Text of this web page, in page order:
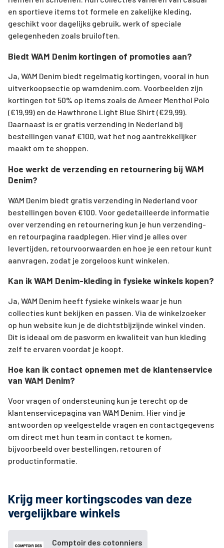
en sportieve items tot formele en zakelijke kleding,
geschikt voor dagelijks gebruik, werk of speciale
gelegenheden zoals bruiloften.
Biedt WAM Denim kortingen of promoties aan?
Ja, WAM Denim biedt regelmatig kortingen, vooral in hun
uitverkoopsectie op wamdenim.com. Voorbeelden zijn
kortingen tot 50% op items zoals de Ameer Menthol Polo
(€19,99) en de Hawthrone Light Blue Shirt (€29,99).
Daarnaast is er gratis verzending in Nederland bij
bestellingen vanaf €100, wat het nog aantrekkelijker
maakt om te shoppen.
Hoe werkt de verzending en retournering bij WAM
Denim?
WAM Denim biedt gratis verzending in Nederland voor
bestellingen boven €100. Voor gedetailleerde informatie
over verzending en retournering kun je hun verzending-
en retourpagina raadplegen. Hier vind je alles over
levertijden, retourvoorwaarden en hoe je een retour kunt
aanvragen, zodat je zorgeloos kunt winkelen.
Kan ik WAM Denim-kleding in fysieke winkels kopen?
Ja, WAM Denim heeft fysieke winkels waar je hun
collecties kunt bekijken en passen. Via de winkelzoeker
op hun website kun je de dichtstbijzijnde winkel vinden.
Dit is ideaal om de pasvorm en kwaliteit van hun kleding
zelf te ervaren voordat je koopt.
Hoe kan ik contact opnemen met de klantenservice
van WAM Denim?
Voor vragen of ondersteuning kun je terecht op de
klantenservicepagina van WAM Denim. Hier vind je
antwoorden op veelgestelde vragen en contactgegevens
om direct met hun team in contact te komen,
bijvoorbeeld over bestellingen, retouren of
productinformatie.
Krijg meer kortingscodes van deze
vergelijkbare winkels
Comptoir des cotonniers